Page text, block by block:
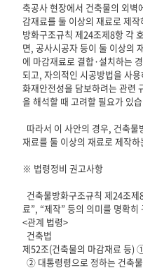
축공사 현장에서 건축물의 외벽
감재료를 둘 이상의 재료로 제
방화구조규칙 제24조제8항 각
면, 공사시공자 등이 둘 이상의
에 마감재료로 결합·설치하는
되고, 자의적인 시공방법을 사
화재안전성을 담보하려는 관련
을 해석할 때 고려할 필요가 있
재료를 둘 이상의 재료로 제작
※ 법령정비 권고사항
료”, “제작” 등의 의미를 명확
<관계 법령>
제52조(건축물의 마감재료 등)